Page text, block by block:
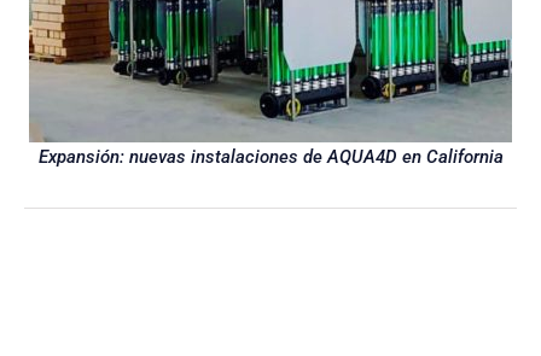
Expansión: nuevas instalaciones de AQUA4D en California